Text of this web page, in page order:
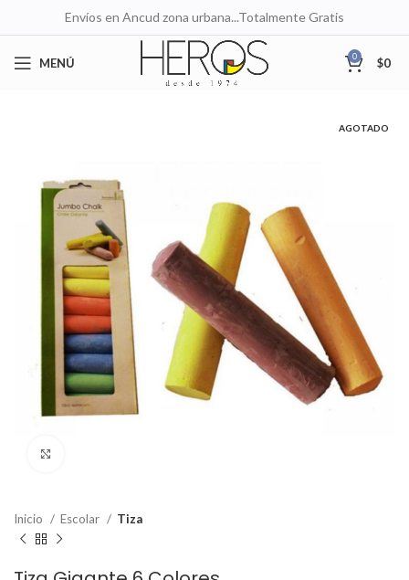
Envíos en Ancud zona urbana...Totalmente Gratis
MENÚ 0 $0
AGOTADO
Inicio Escolar Tiza